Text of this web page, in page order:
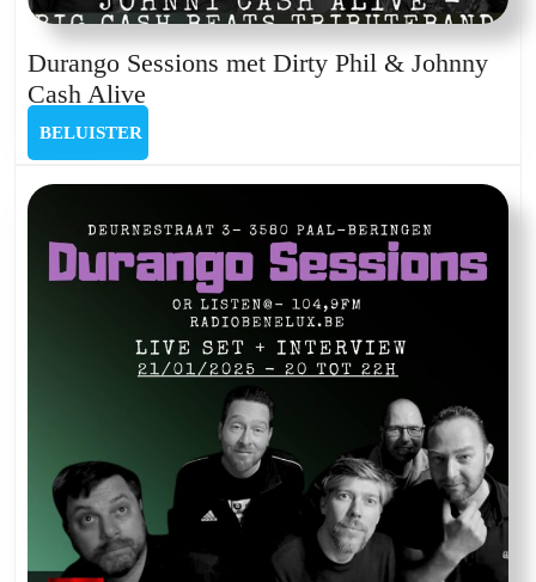
Durango Sessions met Dirty Phil & Johnny
Cash Alive
met
Dirty
&
Johnny
Cash
Alive
BELUISTER